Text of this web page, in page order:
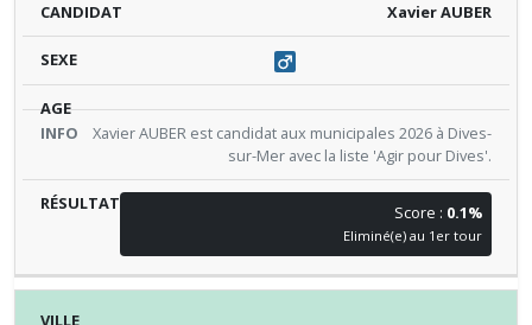
Xavier AUBER
Xavier AUBER est candidat aux municipales 2026 à Dives-
sur-Mer avec la liste 'Agir pour Dives'.
Score : 0.1%
Eliminé(e) au 1er tour